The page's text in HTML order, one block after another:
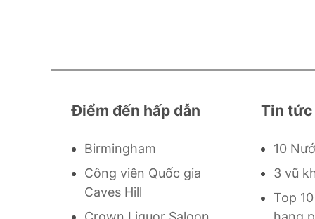
Điểm đến hấp dẫn
Birmingham
Công viên Quốc gia
Caves Hill
Tin tức
10
3 vũ
Top